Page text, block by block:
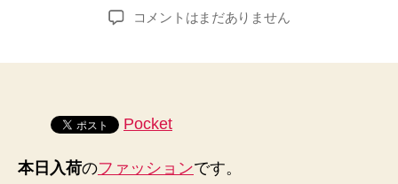
稿
日
最
ョ
を
コメントはまだありません
Pocket
本日入荷のファッションです。